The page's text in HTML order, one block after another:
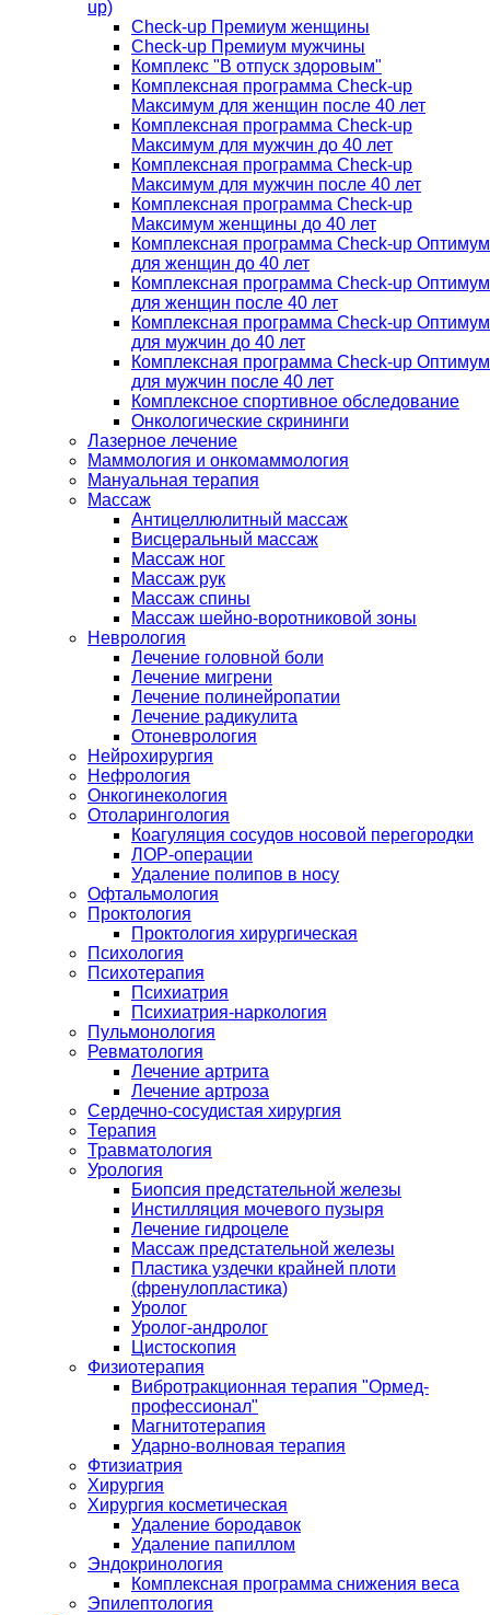
up)
Check-up Премиум женщины
Check-up Премиум мужчины
Комплекс "В отпуск здоровым"
Комплексная программа Check-up
Максимум для женщин после 40 лет
Комплексная программа Check-up
Максимум для мужчин до 40 лет
Комплексная программа Check-up
Максимум для мужчин после 40 лет
Комплексная программа Check-up
Максимум женщины до 40 лет
Комплексная программа Check-up Оптимум
для женщин до 40 лет
Комплексная программа Check-up Оптимум
для женщин после 40 лет
Комплексная программа Check-up Оптимум
для мужчин до 40 лет
Комплексная программа Check-up Оптимум
для мужчин после 40 лет
Комплексное спортивное обследование
Онкологические скрининги
Лазерное лечение
Маммология и онкомаммология
Мануальная терапия
Массаж
Антицеллюлитный массаж
Висцеральный массаж
Массаж ног
Массаж рук
Массаж спины
Массаж шейно-воротниковой зоны
Неврология
Лечение головной боли
Лечение мигрени
Лечение полинейропатии
Лечение радикулита
Отоневрология
Нейрохирургия
Нефрология
Онкогинекология
Отоларингология
Коагуляция сосудов носовой перегородки
ЛОР-операции
Удаление полипов в носу
Офтальмология
Проктология
Проктология хирургическая
Психология
Психотерапия
Психиатрия
Психиатрия-наркология
Пульмонология
Ревматология
Лечение артрита
Лечение артроза
Сердечно-сосудистая хирургия
Терапия
Травматология
Урология
Биопсия предстательной железы
Инстилляция мочевого пузыря
Лечение гидроцеле
Массаж предстательной железы
Пластика уздечки крайней плоти
(френулопластика)
Уролог
Уролог-андролог
Цистоскопия
Физиотерапия
Вибротракционная терапия "Ормед-
профессионал"
Магнитотерапия
Ударно-волновая терапия
Фтизиатрия
Хирургия
Хирургия косметическая
Удаление бородавок
Удаление папиллом
Эндокринология
Комплексная программа снижения веса
Эпилептология